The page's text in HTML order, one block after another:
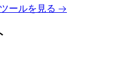
ールを見る →